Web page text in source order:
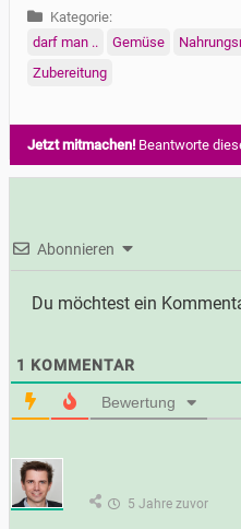
Kategorie:
darf man ..
Gemüse
Zubereitung
Jetzt mitmachen! Beantworte
Abonnieren
Du möchtest ein
1 KOMMENTAR
Bewertung
5 Jahre zuvor